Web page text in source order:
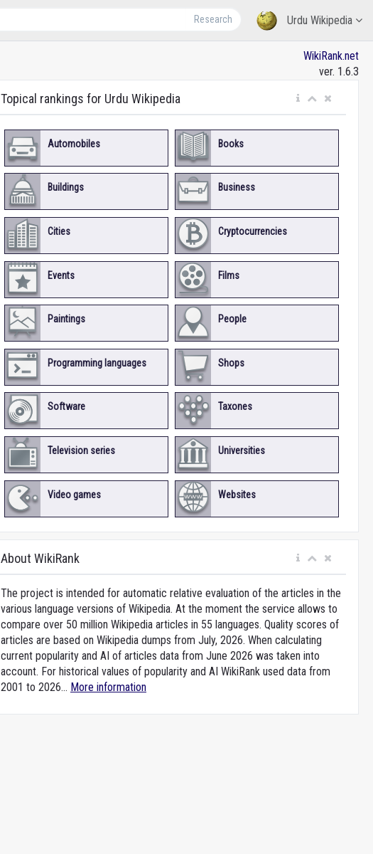
Urdu Wikipedia
Research
WikiRank.net
ver. 1.6.3
Topical rankings for Urdu Wikipedia
Automobiles Books
Buildings Business
Cities Cryptocurrencies
Events Films
Paintings People
Programming languages Shops
Software Taxones
Television series Universities
Video games Websites
About WikiRank
The project is intended for automatic relative evaluation of the articles in the
various language versions of Wikipedia. At the moment the service allows to
compare over 50 million Wikipedia articles in 55 languages. Quality scores of
articles are based on Wikipedia dumps from July, 2026. When calculating
current popularity and AI of articles data from June 2026 was taken into
account. For historical values of popularity and AI WikiRank used data from
2001 to 2026... More information